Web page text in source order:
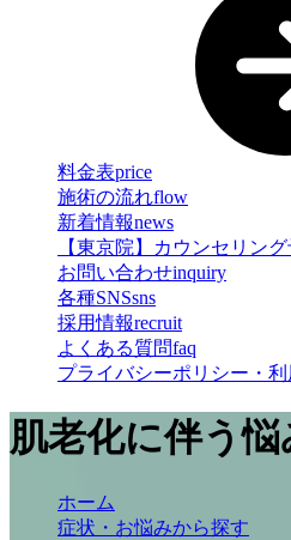
料金表price
施術の流れflow
新着情報news
【東京院】カウンセリン
お問い合わせinquiry
各種SNSsns
採用情報recruit
よくある質問faq
プライバシーポリシー・利
肌老化に伴う悩
ホーム
症状・お悩みから探す